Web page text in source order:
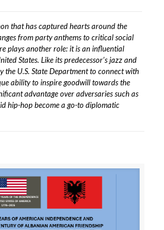
that has captured hearts around the
from party anthems to critical social
plays another role: it is an influential
States. Like its predecessor’s jazz and
the U.S. State Department to connect with
ability to inspire goodwill towards the
advantage over adversaries such as
hip-hop become a go-to diplomatic